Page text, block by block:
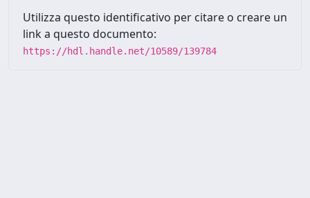
Utilizza questo identificativo per citare o creare un
link a questo documento:
https://hdl.handle.net/10589/139784